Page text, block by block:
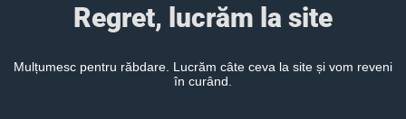
Regret, lucrăm la site
Mulțumesc pentru răbdare. Lucrăm câte ceva la site și vom reveni
în curând.